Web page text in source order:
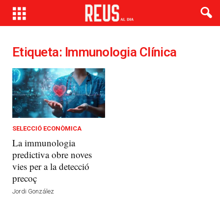
Etiqueta: Immunologia Clínica
SELECCIÓ ECONÒMICA
La immunologia
predictiva obre noves
vies per a la detecció
precoç
Jordi González